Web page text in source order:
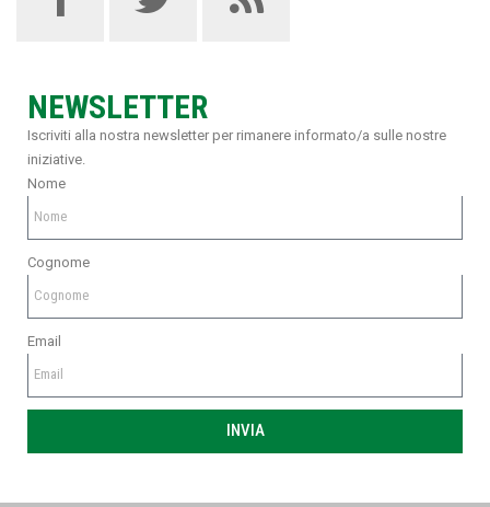
NEWSLETTER
Iscriviti alla nostra newsletter per rimanere informato/a sulle nostre
iniziative.
Nome
Cognome
Email
INVIA